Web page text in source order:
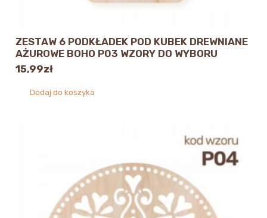
ZESTAW 6 PODKŁADEK POD KUBEK DREWNIANE
AŻUROWE BOHO P03 WZORY DO WYBORU
15,99zł
Dodaj do koszyka